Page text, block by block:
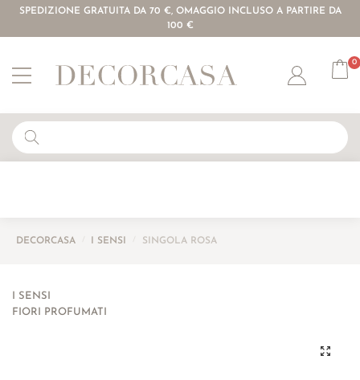
SPEDIZIONE GRATUITA DA 70 €, OMAGGIO INCLUSO A PARTIRE DA
100 €
Account
0
DECORCASA I SENSI SINGOLA ROSA
I SENSI
FIORI PROFUMATI